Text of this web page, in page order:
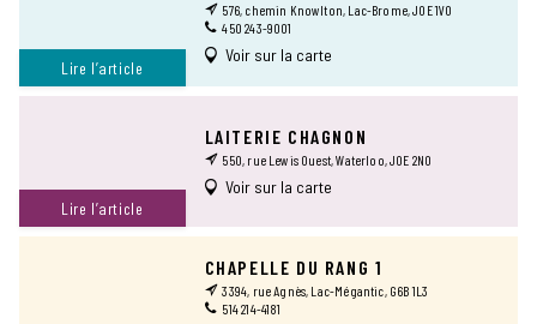
Lire l’article
576, chemin Knowlton, Lac-Brome, J0E 1V0
450 243-9001
Voir sur la carte
Lire l’article
LAITERIE CHAGNON
550, rue Lewis Ouest, Waterloo, J0E 2N0
Voir sur la carte
CHAPELLE DU RANG 1
3394, rue Agnès, Lac-Mégantic, G6B 1L3
514 214-4181